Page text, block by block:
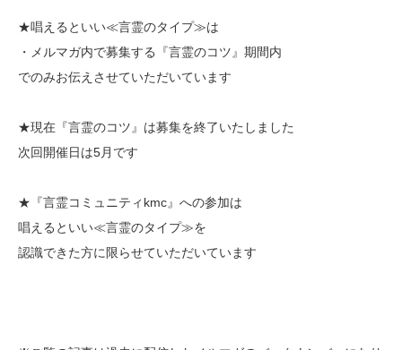
★唱えるといい≪言霊のタイプ≫は
・メルマガ内で募集する『言霊のコツ』期間内
でのみお伝えさせていただいています
★現在『言霊のコツ』は募集を終了いたしました
次回開催日は5月です
★『言霊コミュニティkmc』への参加は
唱えるといい≪言霊のタイプ≫を
認識できた方に限らせていただいています